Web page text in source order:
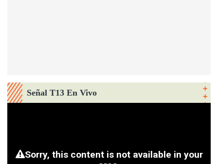
Señal T13 En Vivo